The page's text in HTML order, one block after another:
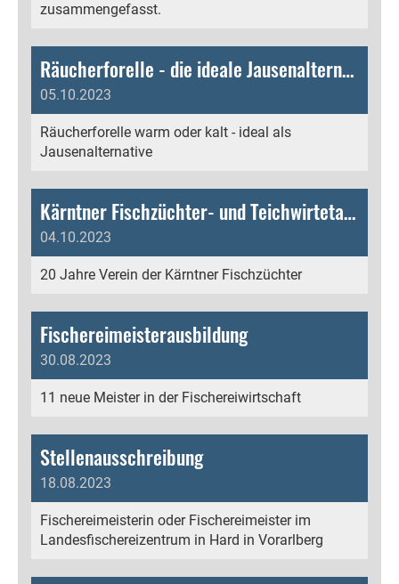
zusammengefasst.
Räucherforelle - die ideale Jausenalternative
05.10.2023
Räucherforelle warm oder kalt - ideal als
Jausenalternative
Kärntner Fischzüchter- und Teichwirtetagung 2023
04.10.2023
20 Jahre Verein der Kärntner Fischzüchter
Fischereimeisterausbildung
30.08.2023
11 neue Meister in der Fischereiwirtschaft
Stellenausschreibung
18.08.2023
Fischereimeisterin oder Fischereimeister im
Landesfischereizentrum in Hard in Vorarlberg